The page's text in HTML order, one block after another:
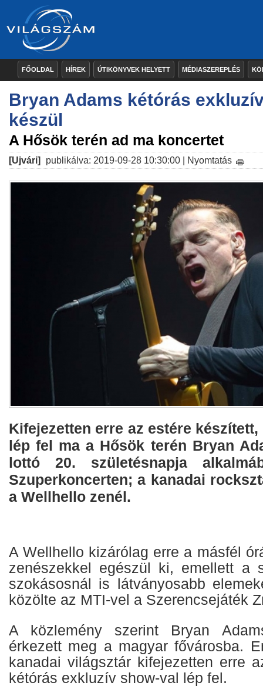
FŐOLDAL HÍREK ÚTIKÖNYVEK HELYETT MÉDIASZEREPLÉS
Bryan Adams kétórás
készül
A Hősök terén ad ma koncertet
[Ujvári] publikálva: 2019-09-28 10:30:00 | Nyomtatás
Kifejezetten erre az estére
lép fel ma a Hősök terén Bryan
lottó 20. születésnapja
Szuperkoncerten; a kanadai
a Wellhello zenél.
A Wellhello kizárólag erre a másfél
zenészekkel egészül ki, emellett a
szokásosnál is látványosabb
közölte az MTI-vel a Szerencsejáték
A közlemény szerint Bryan
érkezett meg a magyar fővárosba.
kanadai világsztár kifejezetten erre
kétórás exkluzív show-val lép fel.